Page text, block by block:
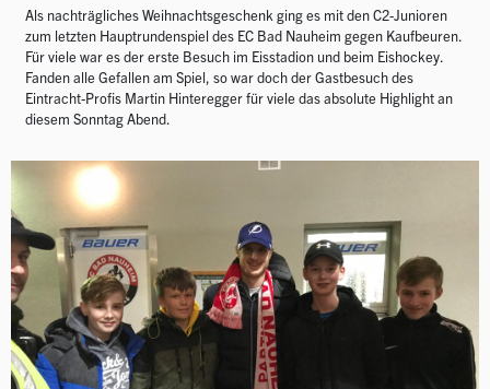
Als nachträgliches Weihnachtsgeschenk ging es mit den C2-Junioren
zum letzten Hauptrundenspiel des EC Bad Nauheim gegen Kaufbeuren.
Für viele war es der erste Besuch im Eisstadion und beim Eishockey.
Fanden alle Gefallen am Spiel, so war doch der Gastbesuch des
Eintracht-Profis Martin Hinteregger für viele das absolute Highlight an
diesem Sonntag Abend.